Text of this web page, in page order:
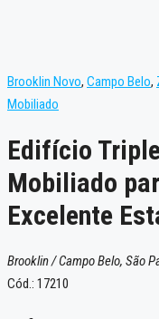
Brooklin Novo, Campo Belo,
Mobiliado
Edifício
Mobiliado
Excelente
Brooklin / Campo Belo, São
Cód.: 17210